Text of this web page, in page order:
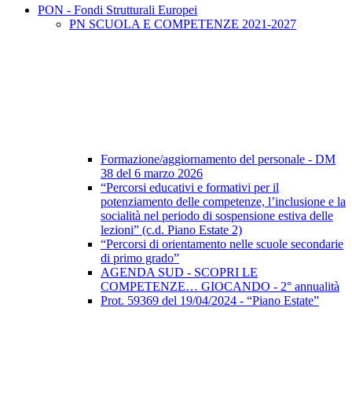
PON - Fondi Strutturali Europei
PN SCUOLA E COMPETENZE 2021-2027
Formazione/aggiornamento del personale - DM
38 del 6 marzo 2026
“Percorsi educativi e formativi per il
potenziamento delle competenze, l’inclusione e la
socialità nel periodo di sospensione estiva delle
lezioni” (c.d. Piano Estate 2)
“Percorsi di orientamento nelle scuole secondarie
di primo grado”
AGENDA SUD - SCOPRI LE
COMPETENZE… GIOCANDO - 2° annualità
Prot. 59369 del 19/04/2024 - “Piano Estate”